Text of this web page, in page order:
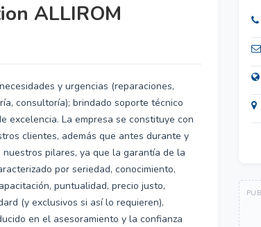
ALLIROM
y urgencias (reparaciones,
consultoría); brindado soporte técnico
excelencia. La empresa se constituye con
clientes, además que antes durante y
pilares, ya que la garantía de la
por seriedad, conocimiento,
puntualidad, precio justo,
(y exclusivos si así lo requieren),
en el asesoramiento y la confianza